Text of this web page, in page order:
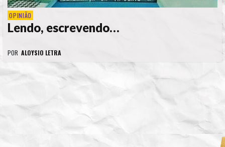
OPINIÃO
Lendo, escrevendo…
POR ALOYSIO LETRA